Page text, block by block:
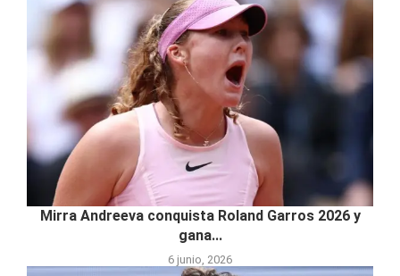
Mirra Andreeva conquista Roland Garros 2026 y
gana...
6 junio, 2026